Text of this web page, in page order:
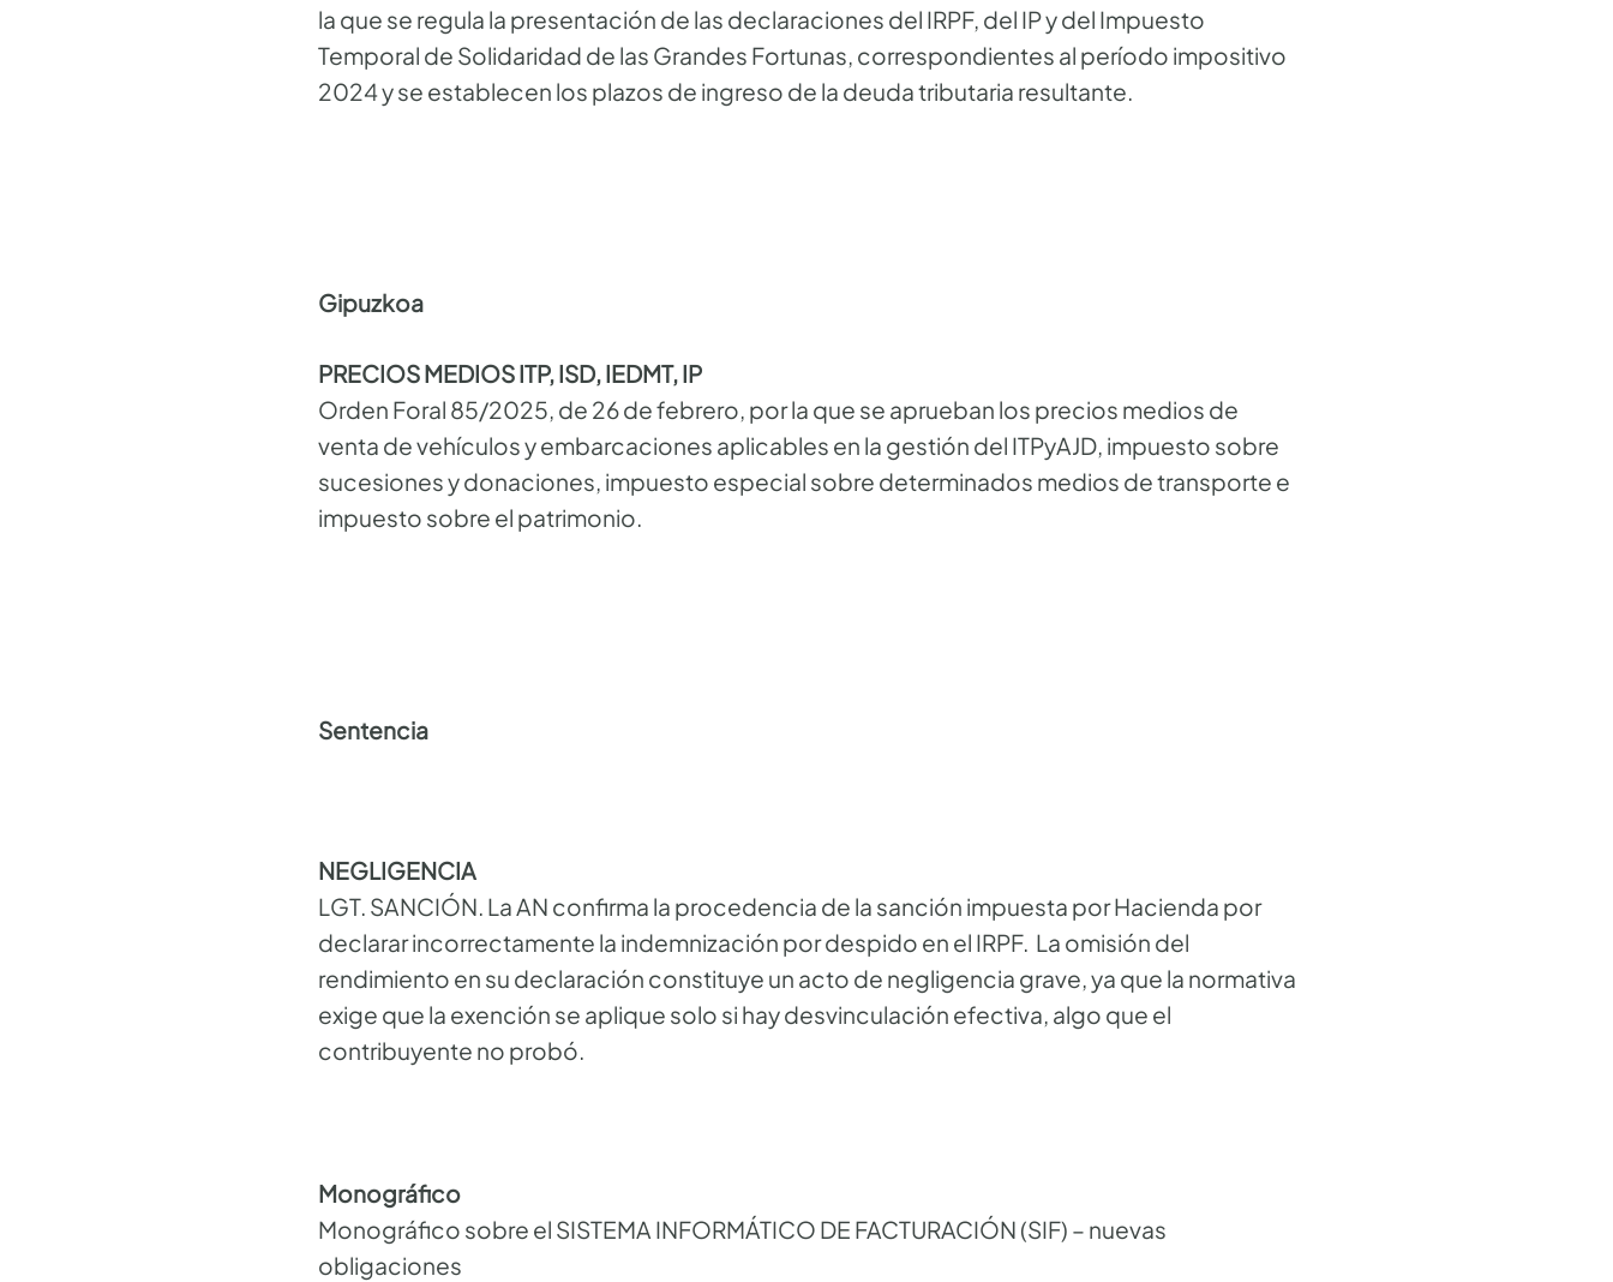
la que se regula la presentación de las declaraciones del IRPF, del IP y del Impuesto
Temporal de Solidaridad de las Grandes Fortunas, correspondientes al período impositivo
2024 y se establecen los plazos de ingreso de la deuda tributaria resultante.
Gipuzkoa
PRECIOS MEDIOS ITP, ISD, IEDMT, IP
Orden Foral 85/2025, de 26 de febrero, por la que se aprueban los precios medios de
venta de vehículos y embarcaciones aplicables en la gestión del ITPyAJD, impuesto sobre
sucesiones y donaciones, impuesto especial sobre determinados medios de transporte e
impuesto sobre el patrimonio.
Sentencia
NEGLIGENCIA
LGT. SANCIÓN. La AN confirma la procedencia de la sanción impuesta por Hacienda por
declarar incorrectamente la indemnización por despido en el IRPF. La omisión del
rendimiento en su declaración constituye un acto de negligencia grave, ya que la normativa
exige que la exención se aplique solo si hay desvinculación efectiva, algo que el
contribuyente no probó.
Monográfico
Monográfico sobre el SISTEMA INFORMÁTICO DE FACTURACIÓN (SIF) – nuevas
obligaciones